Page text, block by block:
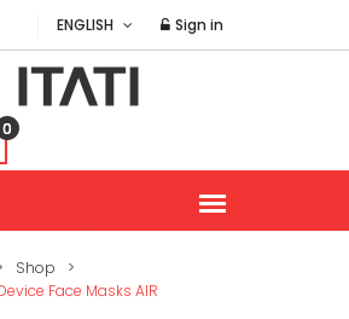
ENGLISH Sign in
0
Shop
>
Face Masks AIR